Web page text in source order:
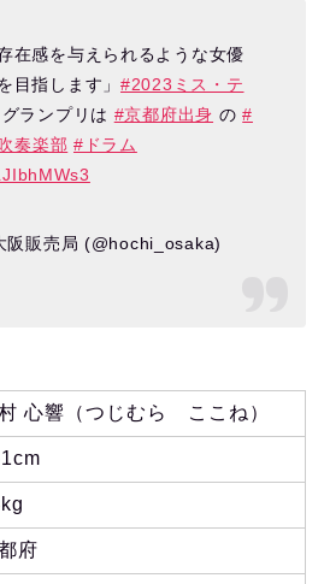
在感を与えられるような女優
目指します」 #2023ミス・テ
グランプリは #京都府出身 の#
奏楽部 #ドラム
販売局 (@hochi_osaka)
心響（つじむら ここね）
府